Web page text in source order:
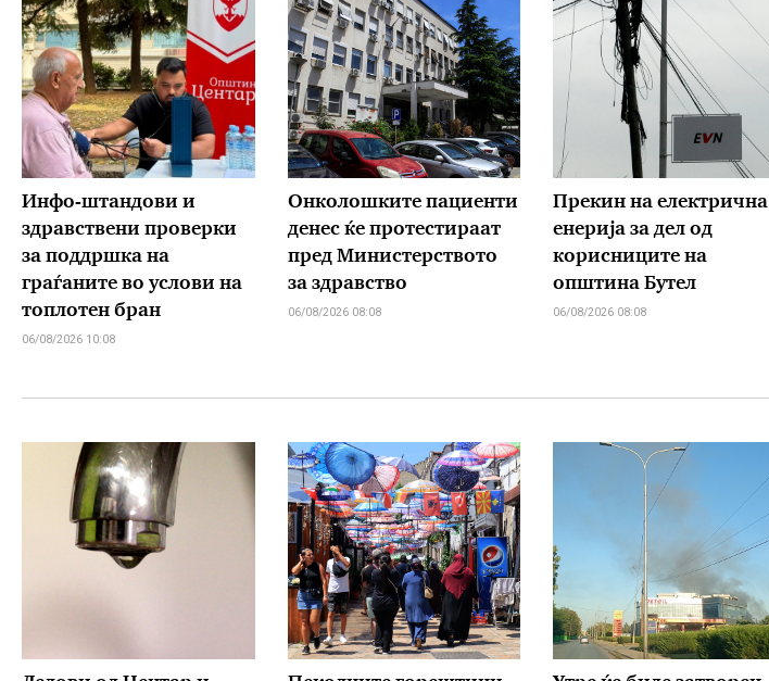
Инфо-штандови и
здравствени проверки
за поддршка на
граѓаните во услови на
топлотен бран
06/08/2026 10:08
Онколошките пациенти
денес ќе протестираат
пред Министерството
за здравство
06/08/2026 08:08
Прекин на електрична
енерија за дел од
корисниците на
општина Бутел
06/08/2026 08:08